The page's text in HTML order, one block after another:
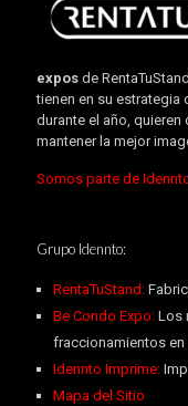
expos de
tienen en su estrategia
durante el año,
mantener la mejor
Somos parte de
Grupo Idennto:
RentaTuStand:
Be Condo Expo: Los
fraccionamientos en
Idennto Imprime:
Mapa del Sitio